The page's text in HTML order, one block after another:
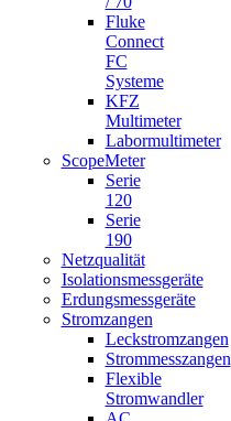
Fluke
Connect
FC
Systeme
KFZ
Multimeter
Labormultimeter
ScopeMeter
Serie
120
Serie
190
Netzqualität
Isolationsmessgeräte
Erdungsmessgeräte
Stromzangen
Leckstromzangen
Strommesszangen
Flexible
Stromwandler